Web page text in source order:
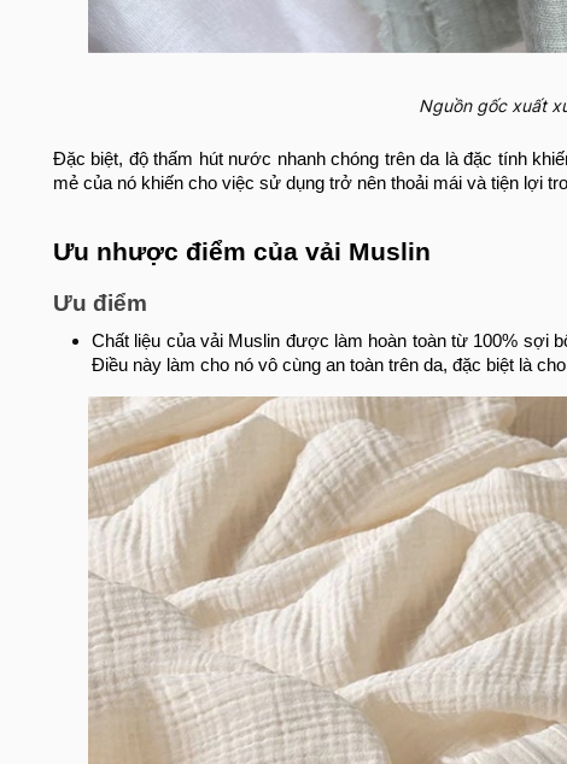
Nguồn gốc xuất
Đặc biệt, độ thấm hút nước nhanh chóng trên da là đặc tính
mẻ của nó khiến cho việc sử dụng trở nên thoải mái và tiện lợi
Ưu nhược điểm của vải Muslin
Ưu điểm
Chất liệu của vải Muslin được làm hoàn toàn từ 100% sợi
Điều này làm cho nó vô cùng an toàn trên da, đặc biệt là